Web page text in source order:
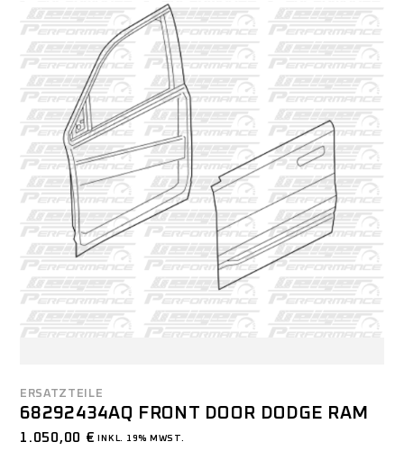
ERSATZTEILE
68292434AQ FRONT DOOR DODGE RAM
1.050,00 € INKL. 19% MWST.